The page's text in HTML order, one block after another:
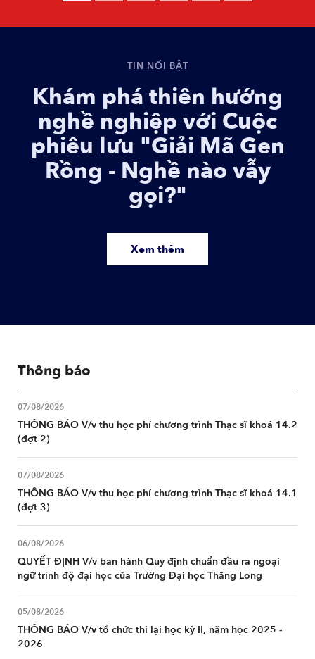
TIN NỔI BẬT
Khám phá thiên hướng
nghề nghiệp với Cuộc
phiêu lưu "Giải Mã Gen
Rồng - Nghề nào vẫy
gọi?"
Xem thêm
Thông báo
07/08/2026
THÔNG BÁO V/v thu học phí chương trình Thạc sĩ khoá 14.2
(đợt 2)
07/08/2026
THÔNG BÁO V/v thu học phí chương trình Thạc sĩ khoá 14.1
(đợt 3)
06/08/2026
QUYẾT ĐỊNH V/v ban hành Quy định chuẩn đầu ra ngoại
ngữ trình độ đại học của Trường Đại học Thăng Long
05/08/2026
THÔNG BÁO V/v tổ chức thi lại học kỳ II, năm học 2025 -
2026